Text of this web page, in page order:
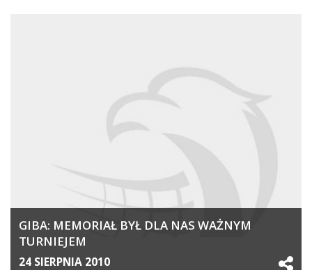
GIBA: MEMORIAŁ BYŁ DLA NAS WAŻNYM
TURNIEJEM
24 SIERPNIA 2010